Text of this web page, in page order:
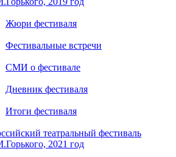
Жюри фестиваля
Фестивальные встречи
СМИ о фестивале
Дневник фестиваля
Итоги фестиваля
театральный фестиваль
2021 год